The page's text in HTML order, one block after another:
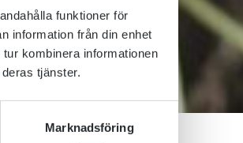
funktioner för
information från din enhet
kombinera informationen
tjänster.
Marknadsföring